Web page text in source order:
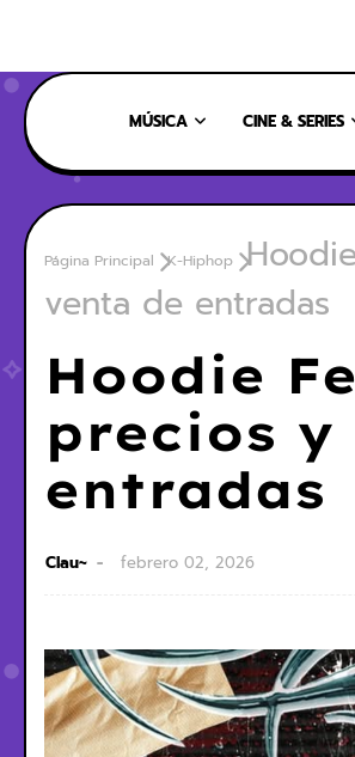
MÚSICA CINE & SERIES
Página Principal K-Hiphop
venta de entradas
Hoodie
precios
entradas
Clau~ febrero 02, 2026